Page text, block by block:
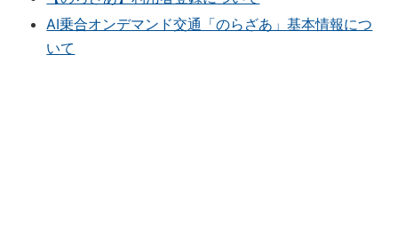
AI乗合オンデマンド交通「のらざあ」基本情報につ
いて